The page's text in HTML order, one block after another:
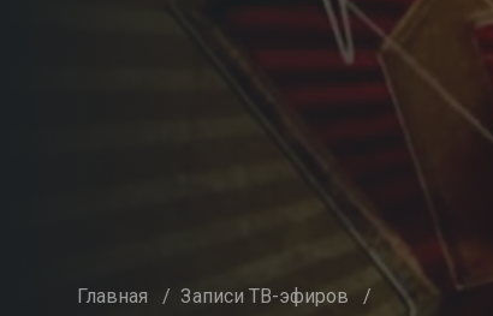
Главная / Записи ТВ-эфиров /